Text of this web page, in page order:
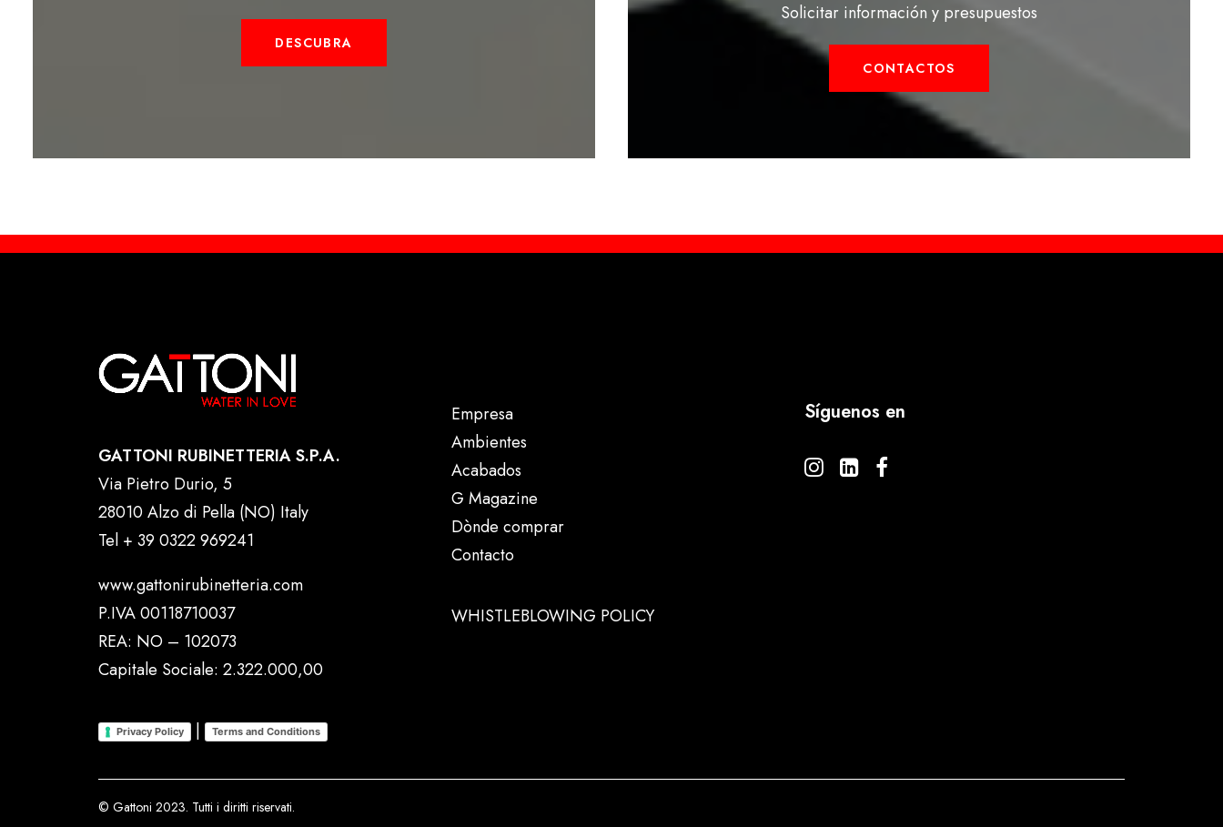
DESCUBRA
Solicitar información y presupuestos
CONTACTOS
GATTONI RUBINETTERIA S.P.A.
Via Pietro Durio, 5
28010 Alzo di Pella (NO) Italy
Tel + 39 0322 969241
www.gattonirubinetteria.com
P.IVA 00118710037
REA: NO – 102073
Capitale Sociale: 2.322.000,00
Privacy Policy | Terms and Conditions
Empresa
Ambientes
Acabados
G Magazine
Dònde comprar
Contacto
WHISTLEBLOWING POLICY
Síguenos en
© Gattoni 2023. Tutti i diritti riservati.